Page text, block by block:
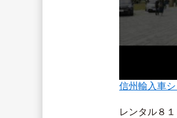
信州輸入車
レンタル８